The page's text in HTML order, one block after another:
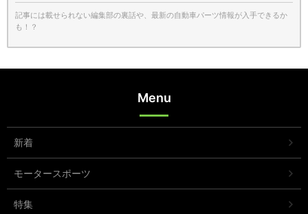
記事には載せられない編集部の裏話や、最新の自動車パーツ情報が入手できるか
も！？
Menu
新着
モータースポーツ
特集